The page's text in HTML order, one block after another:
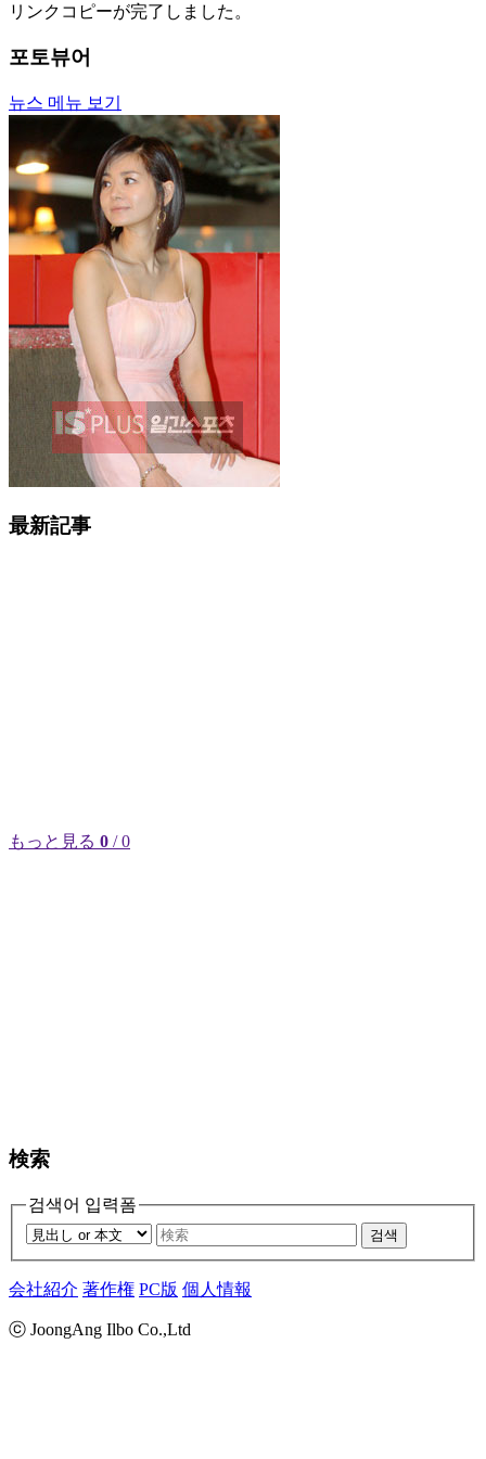
リンクコピーが完了しました。
포토뷰어
뉴스 메뉴 보기
最新記事
もっと見る 0 / 0
検索
검색어 입력폼
검색
会社紹介 著作権 PC版 個人情報
ⓒ JoongAng Ilbo Co.,Ltd